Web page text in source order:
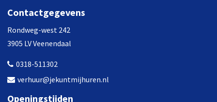
Contactgegevens
Rondweg-west 242
3905 LV Veenendaal
0318-511302
verhuur@jekuntmijhuren.nl
Openingstijden